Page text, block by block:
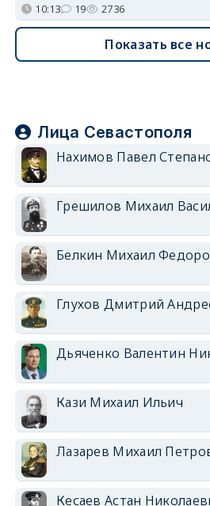
10:13 19 2736
Показать все
Лица Севастополя
Нахимов Павел
Грешилов Михаил
Белкин Михаил
Глухов Дмитрий
Дьяченко Валентин
Кази Михаил Ильич
Лазарев Михаил
Кесаев Астан